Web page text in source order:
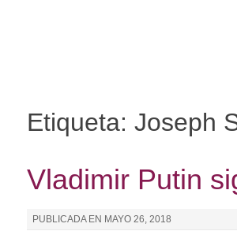
Etiqueta: Joseph
Vladimir Putin
PUBLICADA EN MAYO 26, 2018